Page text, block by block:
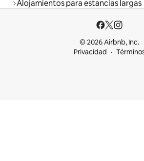
Alojamientos para estancias largas
© 2026 Airbnb, Inc.
Privacidad